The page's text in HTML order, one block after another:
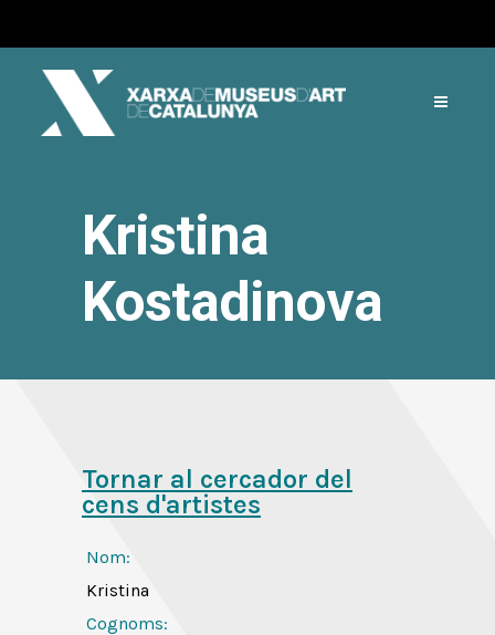
Kristina
Kostadinova
Tornar al cercador del
cens d'artistes
Nom:
Kristina
Cognoms: